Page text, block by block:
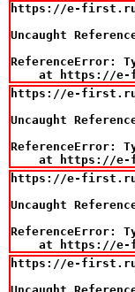
https://e-first.ru/
Uncaught
ReferenceError:
at https://
https://e-first.ru/
Uncaught
ReferenceError:
at https://
https://e-first.ru/
Uncaught
ReferenceError:
at https://
https://e-first.ru/